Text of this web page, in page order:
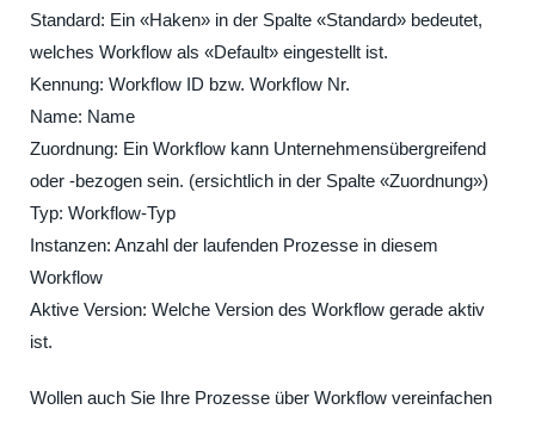
Standard: Ein «Haken» in der Spalte «Standard» bedeutet,
welches Workflow als «Default» eingestellt ist.
Kennung: Workflow ID bzw. Workflow Nr.
Name: Name
Zuordnung: Ein Workflow kann Unternehmensübergreifend
oder -bezogen sein. (ersichtlich in der Spalte «Zuordnung»)
Typ: Workflow-Typ
Instanzen: Anzahl der laufenden Prozesse in diesem
Workflow
Aktive Version: Welche Version des Workflow gerade aktiv
ist.
Wollen auch Sie Ihre Prozesse über Workflow vereinfachen